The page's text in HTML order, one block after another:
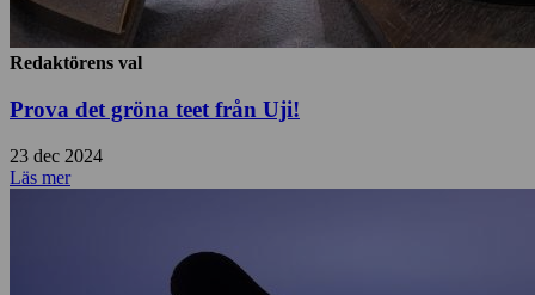
Redaktörens val
Prova det gröna teet från Uji!
23 dec 2024
Läs mer